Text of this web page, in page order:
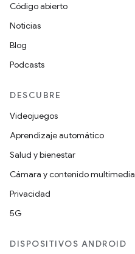
Código abierto
Noticias
Blog
Podcasts
DESCUBRE
Videojuegos
Aprendizaje automático
Salud y bienestar
Cámara y contenido multimedia
Privacidad
5G
DISPOSITIVOS ANDROID